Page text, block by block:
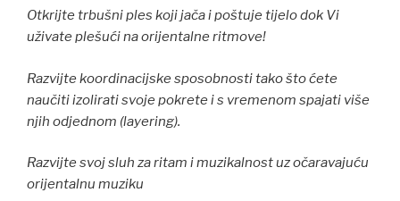
Otkrijte trbušni ples koji jača i poštuje tijelo dok Vi
uživate plešući na orijentalne ritmove!
Razvijte koordinacijske sposobnosti tako što ćete
naučiti izolirati svoje pokrete i s vremenom spajati više
njih odjednom (layering).
Razvijte svoj sluh za ritam i muzikalnost uz očaravajuću
orijentalnu muziku